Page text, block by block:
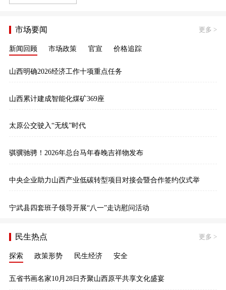
市场要闻 更多 >
新闻回顾 市场政策 官宣 价格追踪
山西明确2026经济工作十项重点任务
山西累计建成智能化煤矿369座
太原公交驶入“无线”时代
骐骥驰骋！2026年总台马年春晚吉祥物发布
中央企业助力山西产业低碳转型项目对接会暨合作签约仪式举
宁武县四套班子领导开展“八一”走访慰问活动
民生热点 更多 >
探索 政策形势 民生经济 安全
五省书画名家10月28日齐聚山西原平共享文化盛宴